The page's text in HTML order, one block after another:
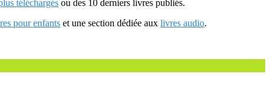
téléchargés ou des 10 derniers livres publiés.
pour enfants et une section dédiée aux livres audio.